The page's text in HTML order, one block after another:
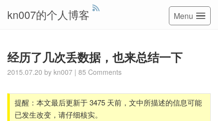
kn007的个人博客 Menu
经历了几次丢数据，也来总结一下
2015.07.20 by kn007 | 85 Comments
提醒：本文最后更新于 3475 天前，文中所描述的信息可能
已发生改变，请仔细核实。